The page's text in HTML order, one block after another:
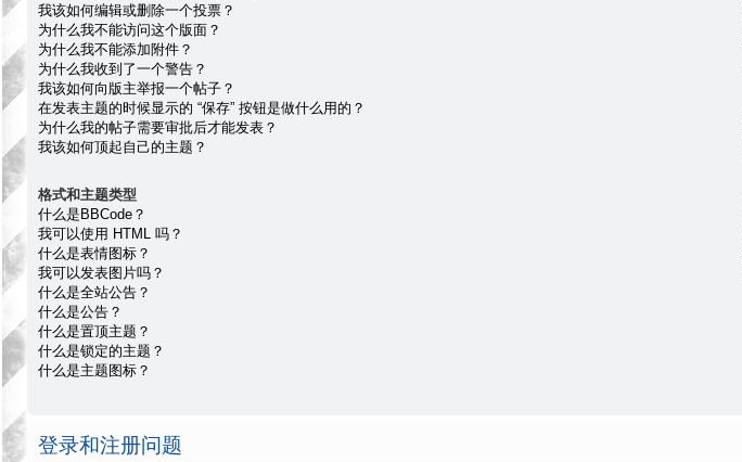
我该如何编辑或删除一个投票？
为什么我不能访问这个版面？
为什么我不能添加附件？
为什么我收到了一个警告？
我该如何向版主举报一个帖子？
在发表主题的时候显示的 “保存” 按钮是做什么用的？
为什么我的帖子需要审批后才能发表？
我该如何顶起自己的主题？
格式和主题类型
什么是BBCode？
我可以使用 HTML 吗？
什么是表情图标？
我可以发表图片吗？
什么是全站公告？
什么是公告？
什么是置顶主题？
什么是锁定的主题？
什么是主题图标？
登录和注册问题